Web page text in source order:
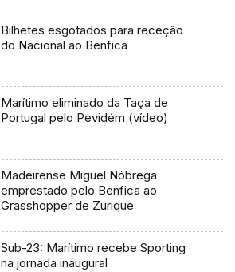
Bilhetes esgotados para receção
do Nacional ao Benfica
Marítimo eliminado da Taça de
Portugal pelo Pevidém (vídeo)
Madeirense Miguel Nóbrega
emprestado pelo Benfica ao
Grasshopper de Zurique
Sub-23: Marítimo recebe Sporting
na jornada inaugural